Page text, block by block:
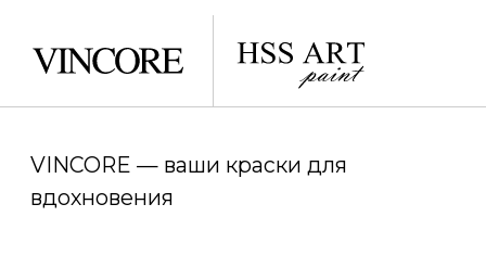
© 2025 Vincore Винкор
Разработка сайта